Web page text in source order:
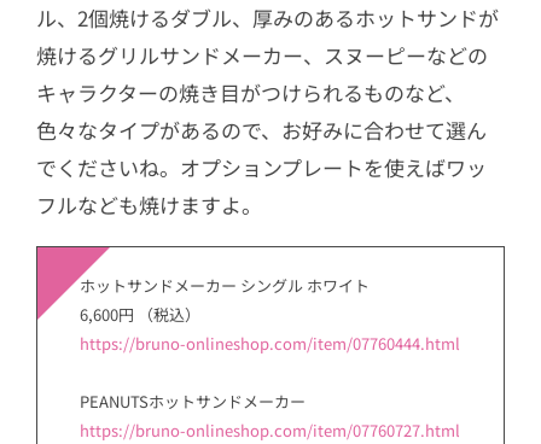
ル、2個焼けるダブル、厚みのあるホットサンドが
焼けるグリルサンドメーカー、スヌーピーなどの
キャラクターの焼き目がつけられるものなど、
色々なタイプがあるので、お好みに合わせて選ん
でくださいね。オプションプレートを使えばワッ
フルなども焼けますよ。
ホットサンドメーカー シングル ホワイト
6,600円 （税込）
https://bruno-onlineshop.com/item/07760444.html
PEANUTSホットサンドメーカー
https://bruno-onlineshop.com/item/07760727.html